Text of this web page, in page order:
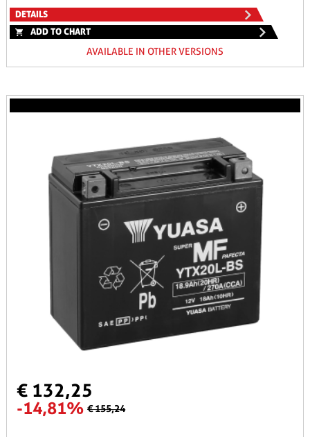
DETAILS
ADD TO CHART
AVAILABLE IN OTHER VERSIONS
€ 132,25
-14,81% € 155,24